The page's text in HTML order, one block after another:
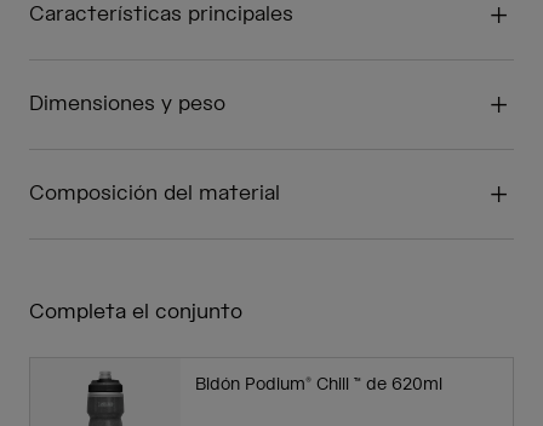
Características principales
Dimensiones y peso
Composición del material
Completa el conjunto
Bidón Podium® Chill ™ de 620ml